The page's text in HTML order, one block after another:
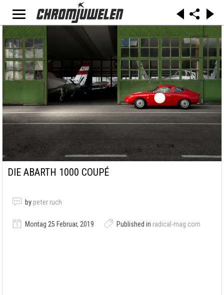
DIE ABARTH 1000 COUPÉ
by peter ruch
Montag 25 Februar, 2019 Published in radical-mag.com